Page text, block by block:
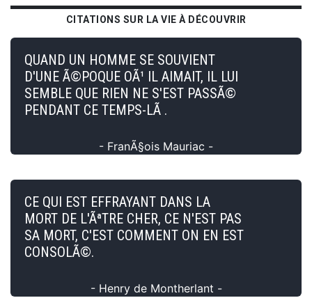
CITATIONS SUR LA VIE À DÉCOUVRIR
QUAND UN HOMME SE SOUVIENT
D'UNE Ã©POQUE OÃ¹ IL AIMAIT, IL LUI
SEMBLE QUE RIEN NE S'EST PASSÃ©
PENDANT CE TEMPS-LÃ .
- FranÃ§ois Mauriac -
CE QUI EST EFFRAYANT DANS LA
MORT DE L'ÃªTRE CHER, CE N'EST PAS
SA MORT, C'EST COMMENT ON EN EST
CONSOLÃ©.
- Henry de Montherlant -